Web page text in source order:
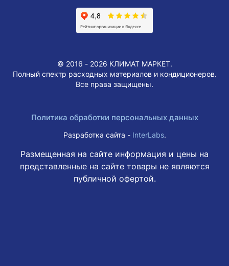
© 2016 - 2026 КЛИМАТ МАРКЕТ.
Полный спектр расходных материалов и кондиционеров.
Все права защищены.
Политика обработки персональных данных
Разработка сайта - InterLabs.
Размещенная на сайте информация и цены на
представленные на сайте товары не являются
публичной офертой.